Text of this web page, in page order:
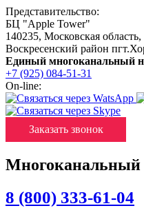
Представительство:
БЦ "Apple Tower"
140235, Московская область,
Воскресенский район
Единый многоканальный
+7 (925) 084-51-31
On-line:
Заказать звонок
Многоканальный
8 (800) 333-61-04